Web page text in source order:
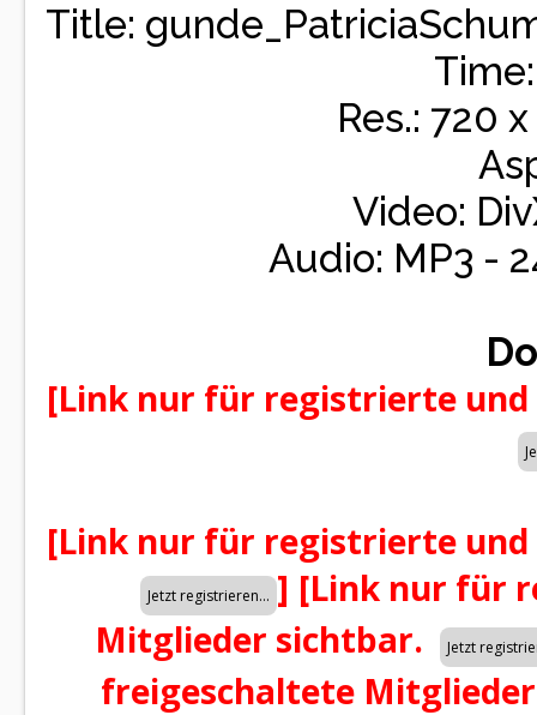
Title:
Res.: 720
Video:
Audio: MP3 -
[Link nur für registrierte
[Link nur für registrierte
] [Link nur für
Mitglieder sichtbar.
freigeschaltete